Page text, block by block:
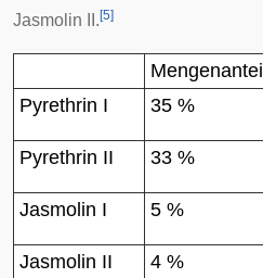
Jasmolin II. [5]
Mengenanteil
Pyrethrin I
35 %
Pyrethrin II 33 %
Jasmolin I 5 %
Jasmolin II 4 %